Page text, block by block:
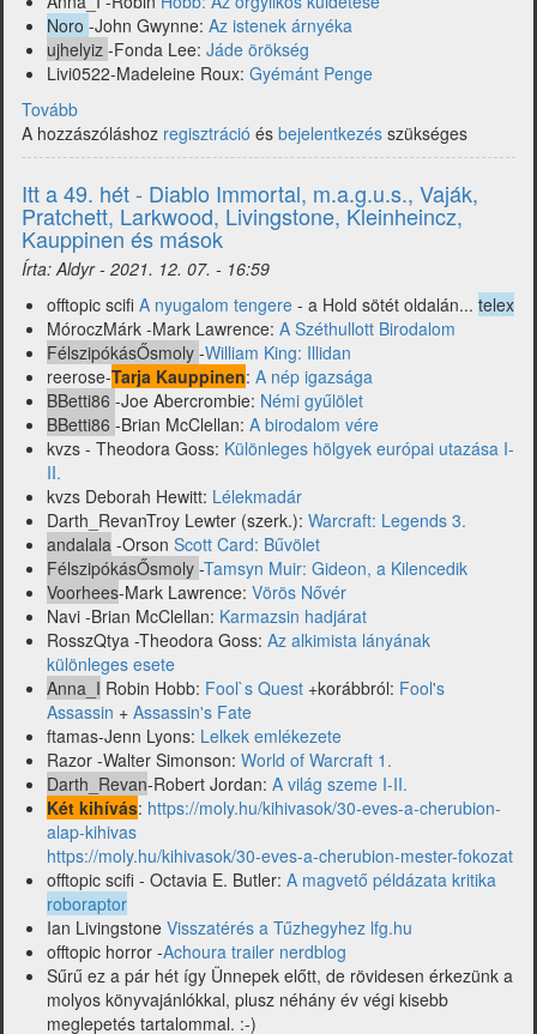
Noro -John Gwynne: Az istenek árnyéka
ujhelyiz -Fonda Lee: Jáde örökség
Livi0522-Madeleine Roux: Gyémánt Penge
Tovább
50.
hét
hírei
-
Anne
Rice,
John
Gwynne,
Robin
Hobb,
Fonda
Lee,
Vaják
2.
Conan
és
mások)
A hozzászóláshoz regisztráció és bejelentkezés szükséges
Itt a 49. hét - Diablo Immortal, m.a.g.u.s., Vaják,
Pratchett, Larkwood, Livingstone, Kleinheincz,
Kauppinen és mások
Írta:Aldyr- 2021. 12. 07. - 16:59
offtopic scifi A nyugalom tengere - a Hold sötét oldalán... telex
MóroczMárk -Mark Lawrence: A Széthullott Birodalom
FélszipókásŐsmoly -William King: Illidan
reerose-Tarja Kauppinen: A nép igazsága
BBetti86 -Joe Abercrombie: Némi gyűlölet
BBetti86 -Brian McClellan: A birodalom vére
kvzs - Theodora Goss: Különleges hölgyek európai utazása I-
II.
kvzs Deborah Hewitt: Lélekmadár
Darth_RevanTroy Lewter (szerk.): Warcraft: Legends 3.
andalala -Orson Scott Card: Bűvölet
FélszipókásŐsmoly -Tamsyn Muir: Gideon, a Kilencedik
Voorhees-Mark Lawrence: Vörös Nővér
Navi -Brian McClellan: Karmazsin hadjárat
RosszQtya -Theodora Goss: Az alkimista lányának
különleges esete
Anna_I Robin Hobb: Fool`s Quest +korábbról: Fool's
Assassin + Assassin's Fate
ftamas-Jenn Lyons: Lelkek emlékezete
Razor -Walter Simonson: World of Warcraft 1.
Darth_Revan-Robert Jordan: A világ szeme I-II.
Két kihívás: https://moly.hu/kihivasok/30-eves-a-cherubion-
alap-kihivas
https://moly.hu/kihivasok/30-eves-a-cherubion-mester-fokozat
offtopic scifi - Octavia E. Butler: A magvető példázata kritika
roboraptor
Ian Livingstone Visszatérés a Tűzhegyhez lfg.hu
offtopic horror -Achoura trailer nerdblog
Sűrű ez a pár hét így Ünnepek előtt, de rövidesen érkezünk a
molyos könyvajánlókkal, plusz néhány év végi kisebb
meglepetés tartalommal. :-)